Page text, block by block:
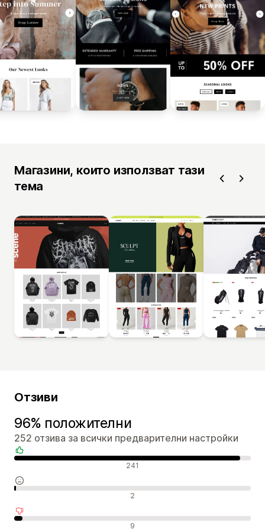
Магазини, които използват тази
тема
Отзиви
96% положителни
252 отзива за всички предварителни настройки
Положителни отзиви 241
Неутрални отзиви 2
Отрицателни отзиви 9